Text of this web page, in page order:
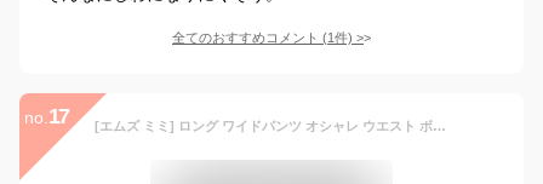
全てのおすすめコメント (1件) >
no. 17 [エムズ ミミ] ロング ワイドパンツ オシャレ ウエスト ボタン ガウチョ ボトムス 上品 エレガント きれいめ 綺麗 綺麗め 綺麗目 きれい目 レディース ファッション オフィス カジュアル 通勤 つうきん 事務 じむ 仕事 しごと 仕事服 事務服 黒色 レディス 婦人 女 女性 秋冬 秋 冬 ダーク ブラウン 20代 30代 40代 50代 ブラック 大きい おおきい サイズ XL 黒